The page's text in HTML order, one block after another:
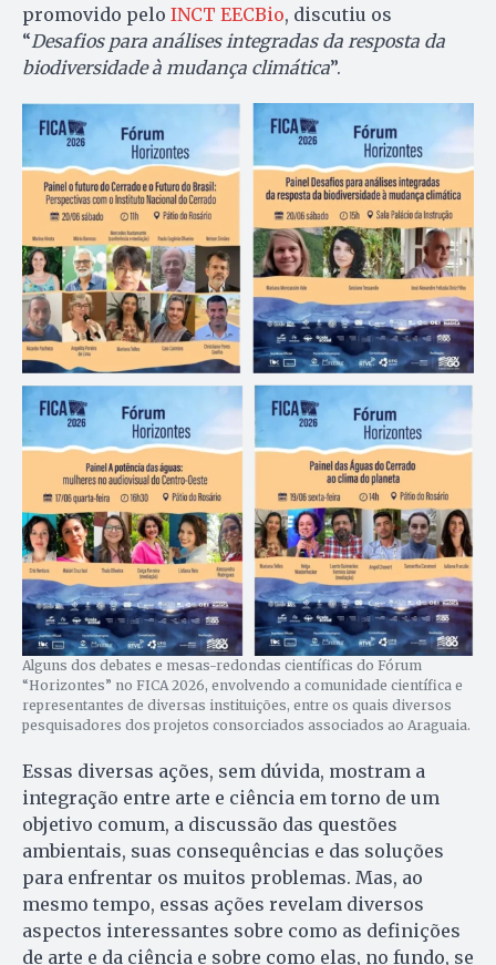
promovido pelo INCT EECBio, discutiu os
“Desafios para análises integradas da resposta da
biodiversidade à mudança climática”.
Alguns dos debates e mesas-redondas científicas do Fórum
“Horizontes” no FICA 2026, envolvendo a comunidade científica e
representantes de diversas instituições, entre os quais diversos
pesquisadores dos projetos consorciados associados ao Araguaia.
Essas diversas ações, sem dúvida, mostram a
integração entre arte e ciência em torno de um
objetivo comum, a discussão das questões
ambientais, suas consequências e das soluções
para enfrentar os muitos problemas. Mas, ao
mesmo tempo, essas ações revelam diversos
aspectos interessantes sobre como as definições
de arte e da ciência e sobre como elas, no fundo, se